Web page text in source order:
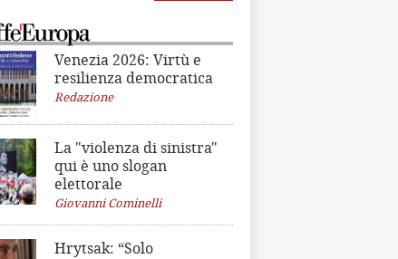
Venezia 2026: Virtù e
resilienza democratica
Redazione
La "violenza di sinistra"
qui è uno slogan
elettorale
Giovanni Cominelli
Hrytsak: “Solo